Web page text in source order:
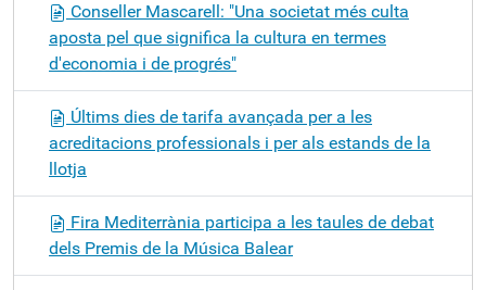
Conseller Mascarell: "Una societat més culta
aposta pel que significa la cultura en termes
d'economia i de progrés"
Últims dies de tarifa avançada per a les
acreditacions professionals i per als estands de la
llotja
Fira Mediterrània participa a les taules de debat
dels Premis de la Música Balear